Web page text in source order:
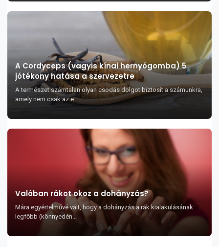
A Cordyceps (vagyis kínai hernyógomba) 5
jótékony hatása a szervezetre
A természet számtalan olyan csodás dolgot biztosít a számunkra,
amely nem csak az e...
Valóban rákot okoz a dohányzás?
Mára egyértelművé vált, hogy a dohányzás a rák kialakulásának
legfőbb (könnyedén...